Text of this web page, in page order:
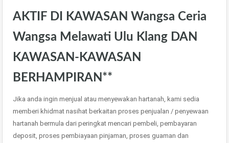
AKTIF DI KAWASAN Wangsa Ceria
Wangsa Melawati Ulu Klang DAN
KAWASAN-KAWASAN
BERHAMPIRAN**
Jika anda ingin menjual atau menyewakan hartanah, kami sedia
memberi khidmat nasihat berkaitan proses penjualan / penyewaan
hartanah bermula dari peringkat mencari pembeli, pembayaran
deposit, proses pembiayaan pinjaman, proses guaman dan